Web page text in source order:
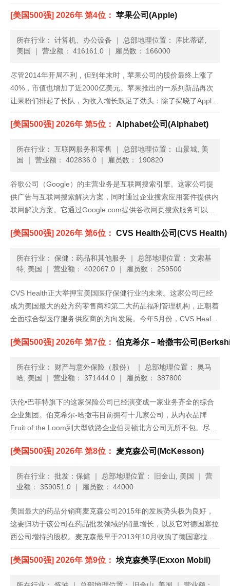
利对Optum医疗服务部门投入了重金，这个部门包括药品福利管理
和健康数据分析等业务。虽然对于总部位于明尼苏达州的联合健康
[美国500强] 2026年 第4位： 苹果公司(Apple)
所在行业： 计算机、办公设备 ｜ 总部地理位置： 库比蒂诺,
美国
｜ 营业额： 416161.0 ｜ 雇员数： 166000
尽管2014年开局不利，但到年末时，苹果公司的股价最终上涨了
40%，市值也增加了近2000亿美元。苹果推出的一系列新品再次
让果粉们排起了长队，为收入增长鼓足了劲头：除了揭晓了Apple
Pay和Apple Watch等新的产品类别，苹果还发布了iPhone 6，上
市前三天就创纪录地卖出1000万部。......
[美国500强] 2026年 第5位： Alphabet公司(Alphabet)
所在行业： 互联网服务和零售 ｜ 总部地理位置： 山景城, 美
国
｜ 营业额： 402836.0 ｜ 雇员数： 190820
谷歌公司（Google）的主营业务是互联网搜索引擎。这家公司提
供广告与互联网搜索解决方案，同时通过企业搜索应用套件提供内
联网解决方案。它通过Google.com提供谷歌网页搜索服务可以访
问网页；通过谷歌图片搜索（Google Image Search），可以在网
页上找到的所有图片的可搜索索引；谷歌网......
[美国500强] 2026年 第6位： CVS Health公司(CVS Health)
所在行业： 保健：药品和其他服务 ｜ 总部地理位置： 文索基
特, 美国
｜ 营业额： 402067.0 ｜ 雇员数： 259500
CVS Health正大举押宝美国医疗保健行业的未来。这家公司已经
成为美国最大的处方药零售商和第二大药品福利管理机构，正朝着
全面综合型医疗服务供应商的方向发展。今年5月份，CVS Health
出资127亿美元收购了Omnicare，发展路径愈加清晰。Omnicare
是一家医药快递公司，也帮助养老院管......
[美国500强] 2026年 第7位： 伯克希尔－哈撒韦公司
所在行业： 财产与意外保险（股份） ｜ 总部地理位置： 奥马
哈, 美国
｜ 营业额： 371444.0 ｜ 雇员数： 387800
沃伦•巴菲特旗下的这家保险公司已经演变成一家业务齐全的综合
企业集团。伯克希尔-哈撒韦目前拥有十几家公司，从内衣品牌
Fruit of the Loom到大型铁路企业伯灵顿北方公司无所不包。尽管
体量庞大，但伯克希尔-哈撒韦的收入增速依旧超过了美国整体经
济。通过与巴西投资公司3G资本联手，它还持有了新组建......
[美国500强] 2026年 第8位： 麦克森公司(McKesson)
所在行业： 批发：保健 ｜ 总部地理位置： 旧金山, 美国 ｜ 营
业额： 359051.0 ｜ 雇员数： 44000
美国最大的药品分销商麦克森公司2015年的发展势头极为良好，
这要归功于该公司在药品批发领域的销量增长，以及它对德国塞拉
西公司增持的股权。麦克森最早于2013年10月收购了德国塞拉西
公司50.1%的股份，从而使其在全球通用药物市场上占据了更大的
份额。去年年初，总部位于美国旧金山的麦克森公司一举收购了
[美国500强] 2026年 第9位： 埃克森美孚(Exxon Mobil)